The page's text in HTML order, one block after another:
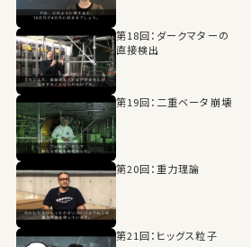
第18回：ダークマターの
直接検出
第19回：二重ベータ崩壊
第20回：重力理論
第21回：ヒッグス粒子